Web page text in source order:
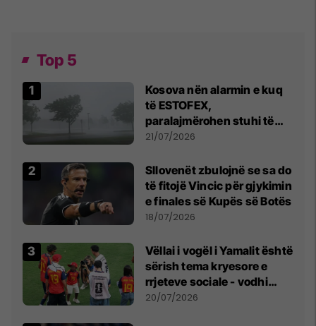
Top 5
Kosova nën alarmin e kuq
të ESTOFEX,
paralajmërohen stuhi të
fuqishme me breshër dhe
21/07/2026
Sllovenët zbulojnë se sa do
të fitojë Vincic për gjykimin
e finales së Kupës së Botës
18/07/2026
Vëllai i vogël i Yamalit është
sërish tema kryesore e
rrjeteve sociale - vodhi
vëmendjen pas finales së
20/07/2026